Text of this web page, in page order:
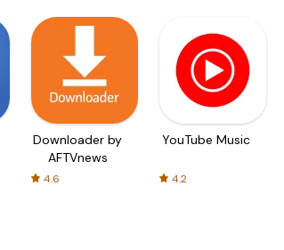
Downloader by
AFTVnews
4.6
YouTube Music
4.2